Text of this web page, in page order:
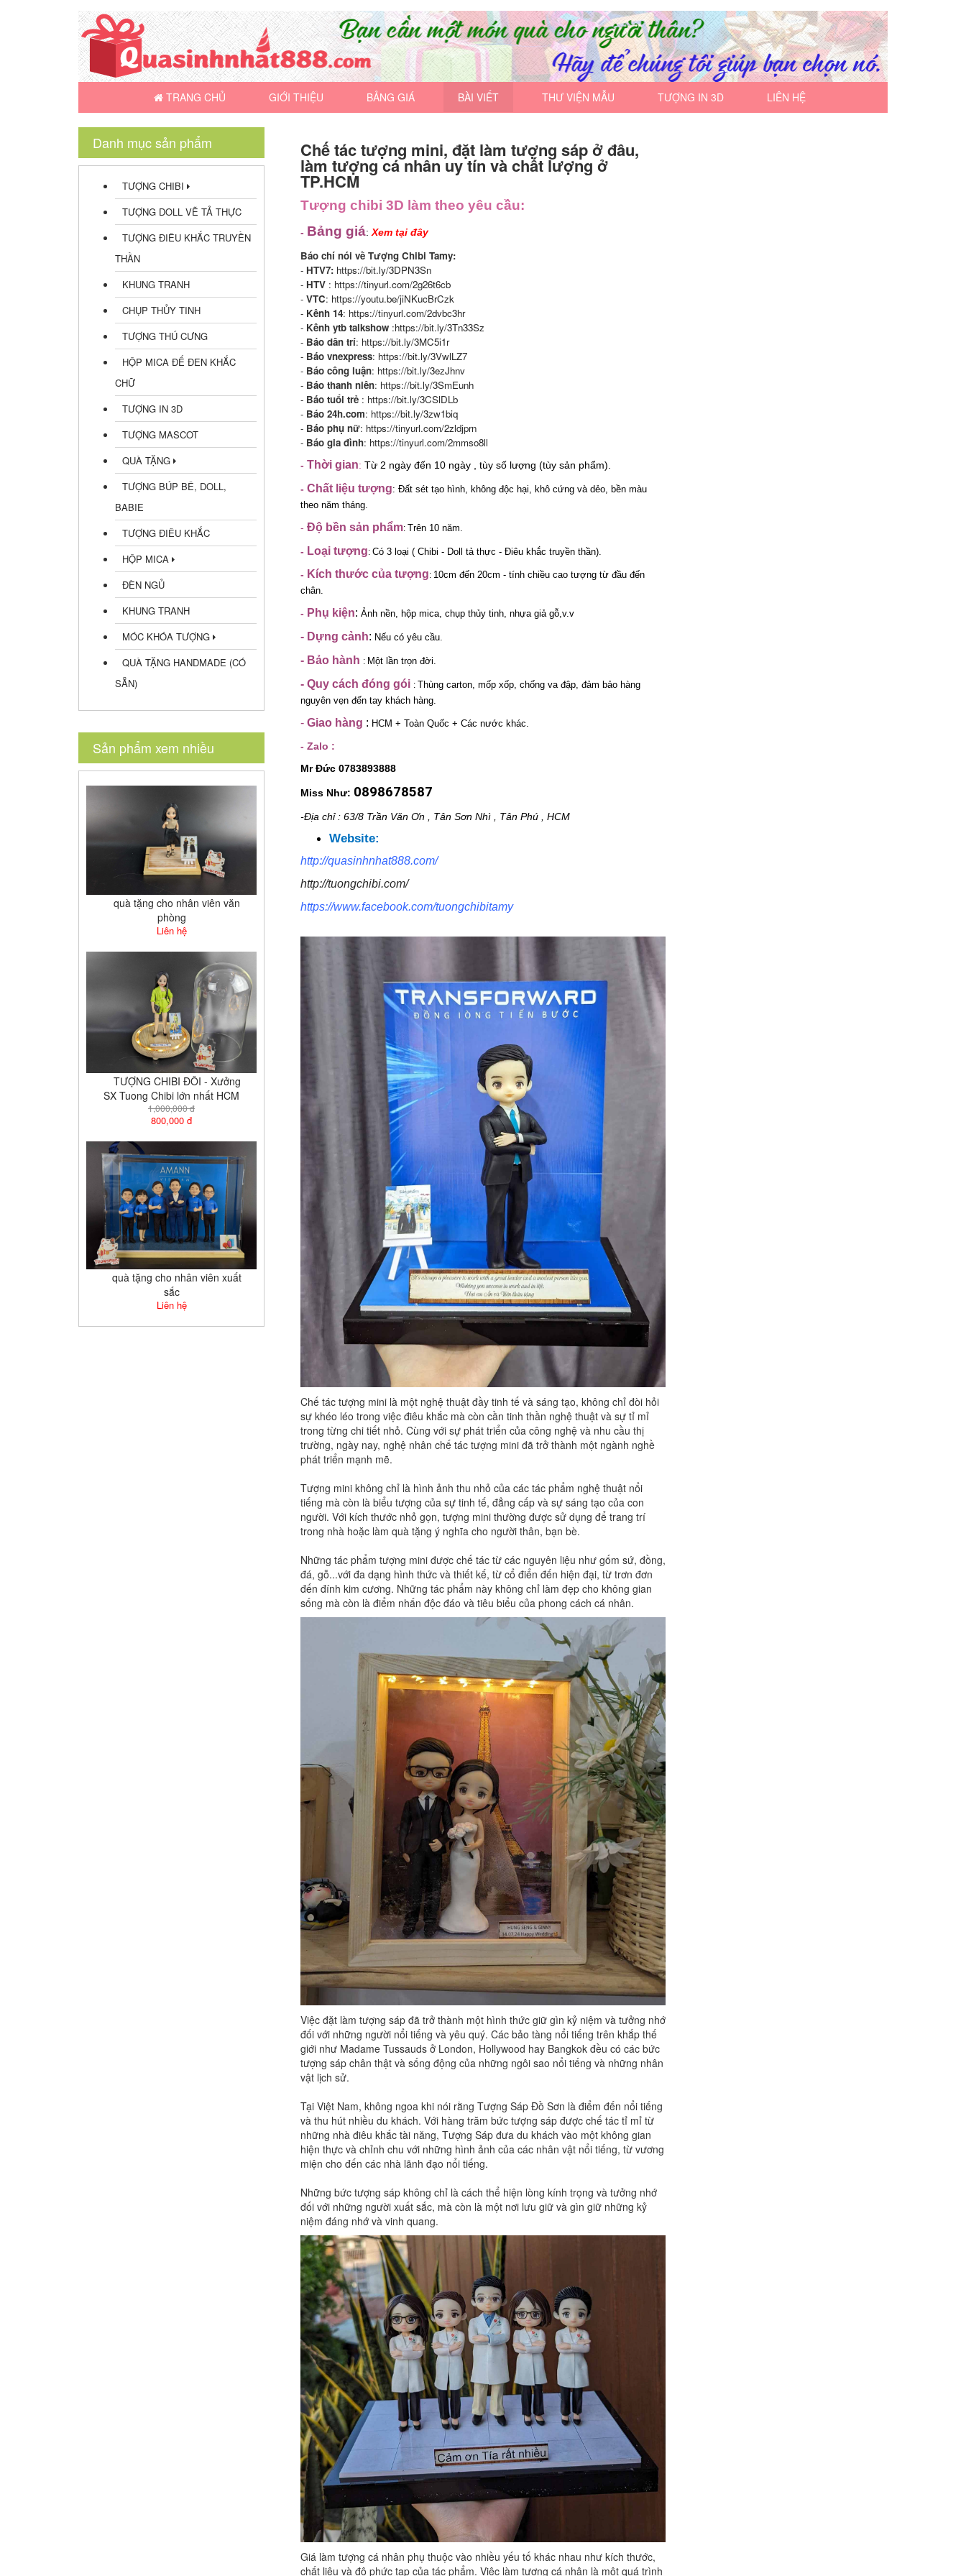
TRANG CHỦ GIỚI THIỆU BẢNG GIÁ BÀI VIẾT THƯ VIỆN MẪU TƯỢNG IN 3D LIÊN HỆ
Danh mục sản phẩm
TƯỢNG CHIBI
TƯỢNG DOLL VẼ TẢ THỰC
TƯỢNG ĐIÊU KHẮC TRUYỀN
THẦN
KHUNG TRANH
CHỤP THỦY TINH
TƯỢNG THÚ CƯNG
HỘP MICA ĐẾ ĐEN KHẮC
CHỮ
TƯỢNG IN 3D
TƯỢNG MASCOT
QUÀ TẶNG
TƯỢNG BÚP BÊ, DOLL,
BABIE
TƯỢNG ĐIÊU KHẮC
HỘP MICA
ĐÈN NGỦ
KHUNG TRANH
MÓC KHÓA TƯỢNG
QUÀ TẶNG HANDMADE (CÓ
SẴN)
Sản phẩm xem nhiều
quà tặng cho nhân viên văn
phòng
Liên hệ
TƯỢNG CHIBI ĐÔI - Xưởng
SX Tuong Chibi lớn nhất HCM
1,000,000 đ
800,000 đ
quà tặng cho nhân viên xuất
sắc
Liên hệ
Chế tác tượng mini, đặt làm tượng sáp ở đâu,
làm tượng cá nhân uy tín và chất lượng ở
TP.HCM
Tượng chibi 3D làm theo yêu cầu:
- Bảng giá: Xem tại đây
Báo chí nói về Tượng Chibi Tamy:
- HTV7: https://bit.ly/3DPN3Sn
- HTV : https://tinyurl.com/2g26t6cb
- VTC: https://youtu.be/jiNKucBrCzk
- Kênh 14: https://tinyurl.com/2dvbc3hr
- Kênh ytb talkshow :https://bit.ly/3Tn33Sz
- Báo dân trí: https://bit.ly/3MC5i1r
- Báo vnexpress: https://bit.ly/3VwlLZ7
- Báo công luận: https://bit.ly/3ezJhnv
- Báo thanh niên: https://bit.ly/3SmEunh
- Báo tuổi trẻ : https://bit.ly/3CSlDLb
- Báo 24h.com: https://bit.ly/3zw1biq
- Báo phụ nữ: https://tinyurl.com/2zldjprn
- Báo gia đình: https://tinyurl.com/2mmso8ll
- Thời gian: Từ 2 ngày đến 10 ngày , tùy số lượng (tùy sản phẩm).
- Chất liệu tượng: Đất sét tạo hình, không độc hại, khô cứng và dẻo, bền màu
theo năm tháng.
- Độ bền sản phẩm: Trên 10 năm.
- Loại tượng: Có 3 loại ( Chibi - Doll tả thực - Điêu khắc truyền thần).
- Kích thước của tượng: 10cm đến 20cm - tính chiều cao tượng từ đầu đến
chân.
- Phụ kiện: Ảnh nền, hộp mica, chụp thủy tinh, nhựa giả gỗ,v.v
- Dựng cảnh: Nếu có yêu cầu.
- Bảo hành : Một lần trọn đời.
- Quy cách đóng gói : Thùng carton, mốp xốp, chống va đập, đảm bảo hàng
nguyên vẹn đến tay khách hàng.
- Giao hàng : HCM + Toàn Quốc + Các nước khác.
- Zalo :
Mr Đức 0783893888
Miss Như: 0898678587
-Địa chỉ : 63/8 Trần Văn Ơn , Tân Sơn Nhì , Tân Phú , HCM
Website:
http://quasinhnhat888.com/
http://tuongchibi.com/
https://www.facebook.com/tuongchibitamy
Chế tác tượng mini là một nghệ thuật đầy tinh tế và sáng tạo, không chỉ đòi hỏi
sự khéo léo trong việc điêu khắc mà còn cần tinh thần nghệ thuật và sự tỉ mỉ
trong từng chi tiết nhỏ. Cùng với sự phát triển của công nghệ và nhu cầu thị
trường, ngày nay, nghệ nhân chế tác tượng mini đã trở thành một ngành nghề
phát triển mạnh mẽ.
Tượng mini không chỉ là hình ảnh thu nhỏ của các tác phẩm nghệ thuật nổi
tiếng mà còn là biểu tượng của sự tinh tế, đẳng cấp và sự sáng tạo của con
người. Với kích thước nhỏ gọn, tượng mini thường được sử dụng để trang trí
trong nhà hoặc làm quà tặng ý nghĩa cho người thân, bạn bè.
Những tác phẩm tượng mini được chế tác từ các nguyên liệu như gốm sứ, đồng,
đá, gỗ...với đa dạng hình thức và thiết kế, từ cổ điển đến hiện đại, từ trơn đơn
đến đính kim cương. Những tác phẩm này không chỉ làm đẹp cho không gian
sống mà còn là điểm nhấn độc đáo và tiêu biểu của phong cách cá nhân.
Việc đặt làm tượng sáp đã trở thành một hình thức giữ gìn kỷ niệm và tưởng nhớ
đối với những người nổi tiếng và yêu quý. Các bảo tàng nổi tiếng trên khắp thế
giới như Madame Tussauds ở London, Hollywood hay Bangkok đều có các bức
tượng sáp chân thật và sống động của những ngôi sao nổi tiếng và những nhân
vật lịch sử.
Tại Việt Nam, không ngoa khi nói rằng Tượng Sáp Đồ Sơn là điểm đến nổi tiếng
và thu hút nhiều du khách. Với hàng trăm bức tượng sáp được chế tác tỉ mỉ từ
những nhà điêu khắc tài năng, Tượng Sáp đưa du khách vào một không gian
hiện thực và chỉnh chu với những hình ảnh của các nhân vật nổi tiếng, từ vương
miện cho đến các nhà lãnh đạo nổi tiếng.
Những bức tượng sáp không chỉ là cách thể hiện lòng kính trọng và tưởng nhớ
đối với những người xuất sắc, mà còn là một nơi lưu giữ và gìn giữ những kỷ
niệm đáng nhớ và vinh quang.
Giá làm tượng cá nhân phụ thuộc vào nhiều yếu tố khác nhau như kích thước,
chất liệu và độ phức tạp của tác phẩm. Việc làm tượng cá nhân là một quá trình